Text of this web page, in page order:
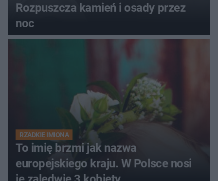
Rozpuszcza kamień i osady przez
noc
RZADKIE IMIONA
To imię brzmi jak nazwa
europejskiego kraju. W Polsce nosi